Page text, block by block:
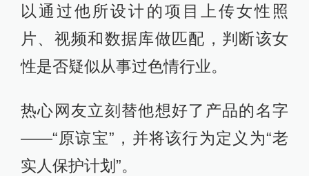
以通过他所设计的项目上传女性照
片、视频和数据库做匹配，判断该女
性是否疑似从事过色情行业。
热心网友立刻替他想好了产品的名字
——“原谅宝”，并将该行为定义为“老
实人保护计划”。